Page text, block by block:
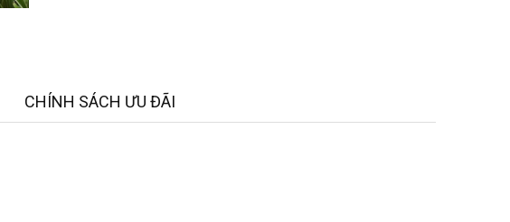
CHÍNH SÁCH ƯU ĐÃI